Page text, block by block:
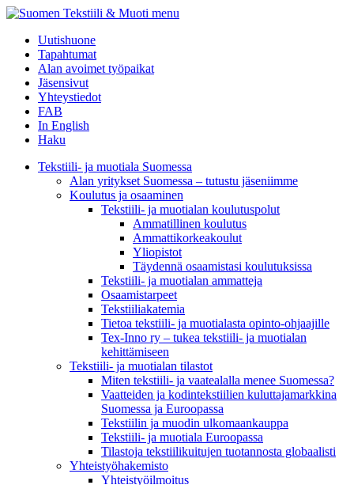
menu
Uutishuone
Tapahtumat
Alan avoimet työpaikat
Jäsensivut
Yhteystiedot
FAB
In English
Haku
Tekstiili- ja muotiala Suomessa
Alan yritykset Suomessa – tutustu jäseniimme
Koulutus ja osaaminen
Tekstiili- ja muotialan koulutuspolut
Ammatillinen koulutus
Ammattikorkeakoulut
Yliopistot
Täydennä osaamistasi koulutuksissa
Tekstiili- ja muotialan ammatteja
Osaamistarpeet
Tekstiiliakatemia
Tietoa tekstiili- ja muotialasta opinto-ohjaajille
Tex-Inno ry – tukea tekstiili- ja muotialan
kehittämiseen
Tekstiili- ja muotialan tilastot
Miten tekstiili- ja vaatealalla menee Suomessa?
Vaatteiden ja kodintekstiilien kuluttajamarkkina
Suomessa ja Euroopassa
Tekstiilin ja muodin ulkomaankauppa
Tekstiili- ja muotiala Euroopassa
Tilastoja tekstiilikuitujen tuotannosta globaalisti
Yhteistyö­hakemisto
Yhteistyöilmoitus